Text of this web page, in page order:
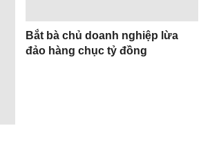
Bắt bà chủ doanh nghiệp lừa
đảo hàng chục tỷ đồng